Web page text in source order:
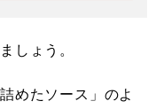
しょう。
めたソース」のよ